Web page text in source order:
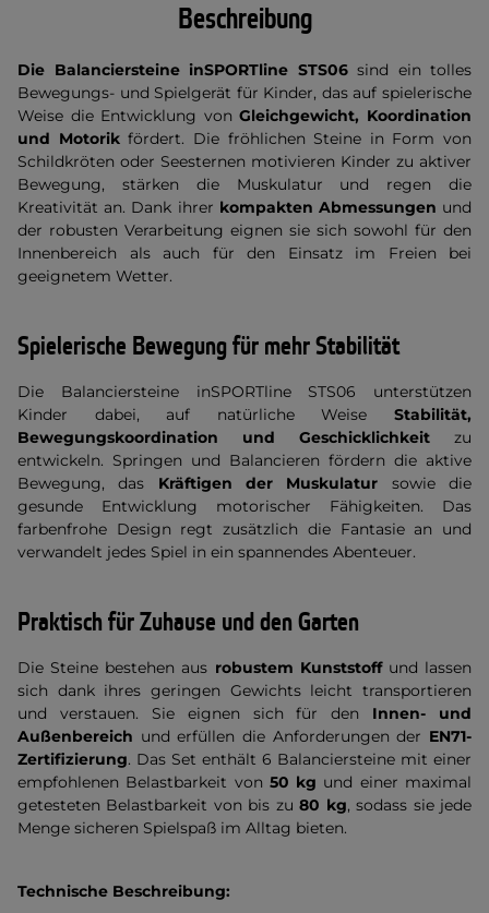
Beschreibung
Die Balanciersteine inSPORTline STS06sind ein tolles
Bewegungs- und Spielgerät für Kinder, das auf spielerische
Weise die Entwicklung vonGleichgewicht, Koordination
und Motorikfördert. Die fröhlichen Steine in Form von
Schildkröten oder Seesternen motivieren Kinder zu aktiver
Bewegung, stärken die Muskulatur und regen die
Kreativität an. Dank ihrer kompakten Abmessungen und
der robusten Verarbeitung eignen sie sich sowohl für den
Innenbereich als auch für den Einsatz im Freien bei
geeignetem Wetter.
Spielerische Bewegung für mehr Stabilität
Die Balanciersteine inSPORTline STS06 unterstützen
Kinder dabei, auf natürliche Weise Stabilität,
Bewegungskoordination und Geschicklichkeit zu
entwickeln. Springen und Balancieren fördern die aktive
Bewegung, das Kräftigen der Muskulatur sowie die
gesunde Entwicklung motorischer Fähigkeiten. Das
farbenfrohe Design regt zusätzlich die Fantasie an und
verwandelt jedes Spiel in ein spannendes Abenteuer.
Praktisch für Zuhause und den Garten
Die Steine bestehen aus robustem Kunststoffund lassen
sich dank ihres geringen Gewichts leicht transportieren
und verstauen. Sie eignen sich für den Innen- und
Außenbereich und erfüllen die Anforderungen der EN71-
Zertifizierung. Das Set enthält 6 Balanciersteine mit einer
empfohlenen Belastbarkeit von 50 kg und einer maximal
getesteten Belastbarkeit von bis zu80 kg, sodass sie jede
Menge sicheren Spielspaß im Alltag bieten.
Technische Beschreibung: